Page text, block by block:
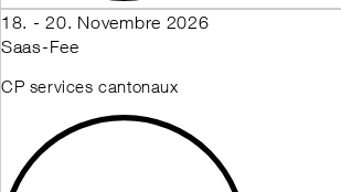
18. - 20. Novembre 2026
Saas-Fee
CP services cantonaux